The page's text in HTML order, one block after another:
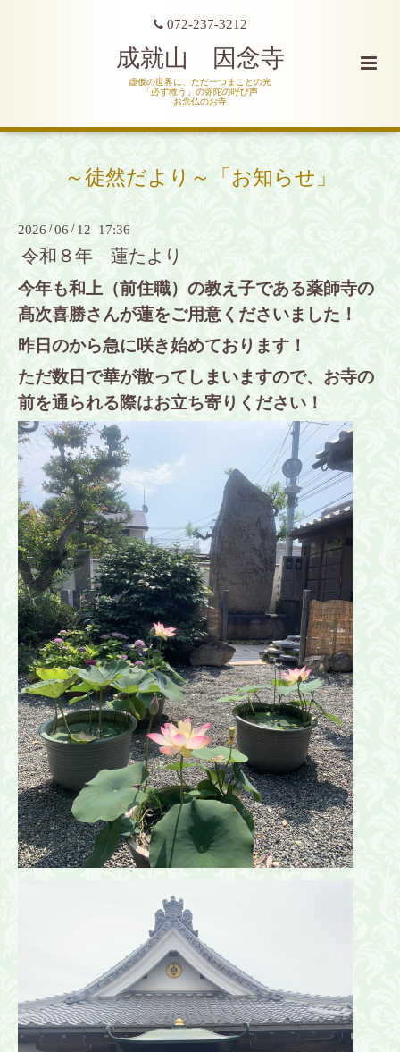
072-237-3212
成就山 因念寺
虚仮の世界に、ただ一つまことの光
「必ず救う」の弥陀の呼び声
お念仏のお寺
～徒然だより～「お知らせ」
2026 /06 / 12 17:36
令和８年 蓮たより
今年も和上（前住職）の教え子である薬師寺の
髙次喜勝さんが蓮をご用意くださいました！
昨日のから急に咲き始めております！
ただ数日で華が散ってしまいますので、お寺の
前を通られる際はお立ち寄りください！